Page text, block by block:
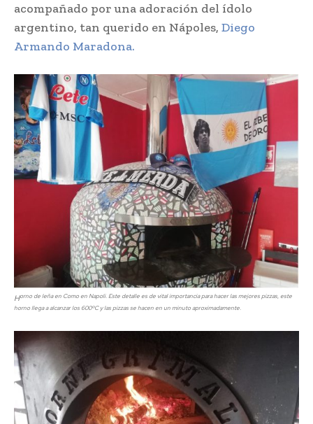
acompañado por una adoración del ídolo
argentino, tan querido en Nápoles, Diego
Armando Maradona.
Horno de leña en Como en Napoli. Este detalle es de vital importancia para hacer las mejores pizzas, este
horno llega a alcanzar los 600ºC y las pizzas se hacen en un minuto aproximadamente.